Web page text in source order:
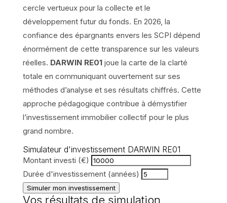
cercle vertueux pour la collecte et le
développement futur du fonds. En 2026, la
confiance des épargnants envers les SCPI dépend
énormément de cette transparence sur les valeurs
réelles. DARWIN RE01joue la carte de la clarté
totale en communiquant ouvertement sur ses
méthodes d’analyse et ses résultats chiffrés. Cette
approche pédagogique contribue à démystifier
l’investissement immobilier collectif pour le plus
grand nombre.
Simulateur d'investissement DARWIN RE01
Montant investi (€)
Durée d'investissement (années)
Simuler mon investissement
Vos résultats de simulation